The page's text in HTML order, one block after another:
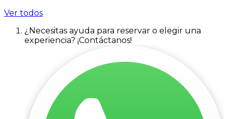
Ver todos
¿Necesitas ayuda para reservar o elegir una
experiencia? ¡Contáctanos!